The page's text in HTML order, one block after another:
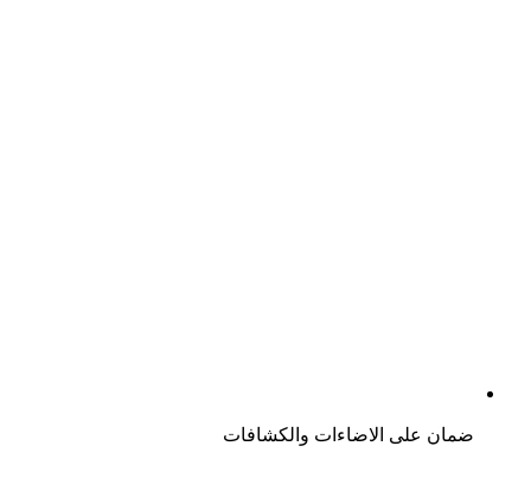
ضمان على الاضاءات والكشافات